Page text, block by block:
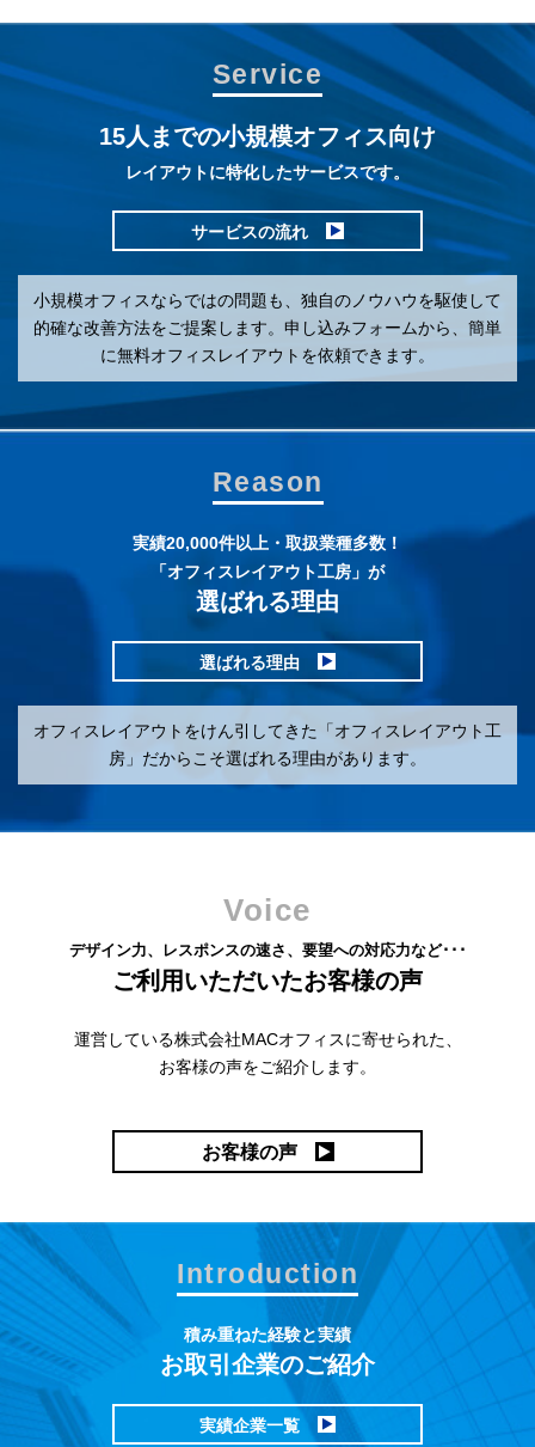
Service
15人までの小規模オフィス向け
レイアウトに特化したサービスです。
サービスの流れ
小規模オフィスならではの問題も、独自のノウハウを駆使して
的確な改善方法をご提案します。申し込みフォームから、簡単
に無料オフィスレイアウトを依頼できます。
Reason
実績20,000件以上・取扱業種多数！
「オフィスレイアウト工房」が
選ばれる理由
選ばれる理由
オフィスレイアウトをけん引してきた「オフィスレイアウト工
房」だからこそ選ばれる理由があります。
Voice
デザイン力、レスポンスの速さ、要望への対応力など･･･
ご利用いただいたお客様の声
運営している株式会社MACオフィスに寄せられた、
お客様の声をご紹介します。
お客様の声
Introduction
積み重ねた経験と実績
お取引企業のご紹介
実績企業一覧